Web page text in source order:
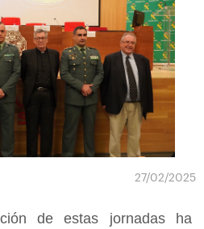
27/02/2025
de estas jornadas ha